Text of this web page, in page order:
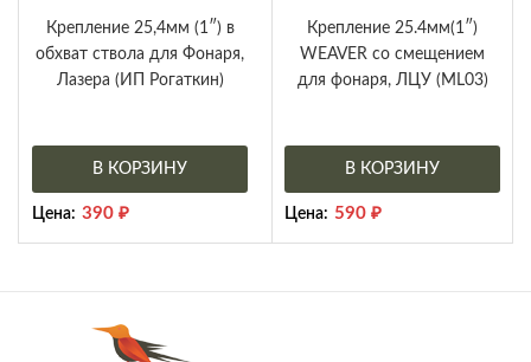
Крепление 25,4мм (1″) в
обхват ствола для Фонаря,
Лазера (ИП Рогаткин)
В КОРЗИНУ
Цена: 390 ₽
Крепление 25.4мм(1″)
WEAVER со смещением
для фонаря, ЛЦУ (ML03)
В КОРЗИНУ
Цена: 590 ₽